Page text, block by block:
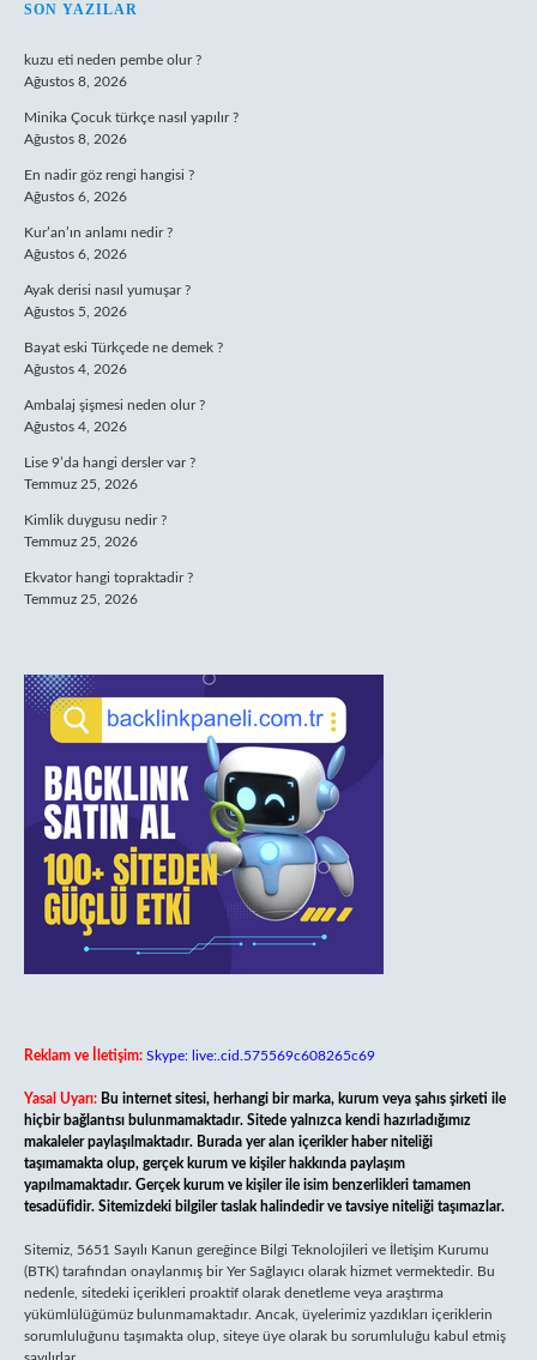
SIDEBAR
SON YAZILAR
kuzu eti neden pembe olur ?
Ağustos 8, 2026
Minika Çocuk türkçe nasıl yapılır ?
Ağustos 8, 2026
En nadir göz rengi hangisi ?
Ağustos 6, 2026
Kur’an’ın anlamı nedir ?
Ağustos 6, 2026
Ayak derisi nasıl yumuşar ?
Ağustos 5, 2026
Bayat eski Türkçede ne demek ?
Ağustos 4, 2026
Ambalaj şişmesi neden olur ?
Ağustos 4, 2026
Lise 9’da hangi dersler var ?
Temmuz 25, 2026
Kimlik duygusu nedir ?
Temmuz 25, 2026
Ekvator hangi topraktadir ?
Temmuz 25, 2026
Reklam ve İletişim: Skype: live:.cid.575569c608265c69
Yasal Uyarı: Bu internet sitesi, herhangi bir marka, kurum veya şahıs şirketi ile
hiçbir bağlantısı bulunmamaktadır. Sitede yalnızca kendi hazırladığımız
makaleler paylaşılmaktadır. Burada yer alan içerikler haber niteliği
taşımamakta olup, gerçek kurum ve kişiler hakkında paylaşım
yapılmamaktadır. Gerçek kurum ve kişiler ile isim benzerlikleri tamamen
tesadüfidir. Sitemizdeki bilgiler taslak halindedir ve tavsiye niteliği taşımazlar.
Sitemiz, 5651 Sayılı Kanun gereğince Bilgi Teknolojileri ve İletişim Kurumu
(BTK) tarafından onaylanmış bir Yer Sağlayıcı olarak hizmet vermektedir. Bu
nedenle, sitedeki içerikleri proaktif olarak denetleme veya araştırma
yükümlülüğümüz bulunmamaktadır. Ancak, üyelerimiz yazdıkları içeriklerin
sorumluluğunu taşımakta olup, siteye üye olarak bu sorumluluğu kabul etmiş